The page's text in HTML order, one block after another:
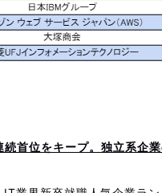
首位をキープ。独立系企